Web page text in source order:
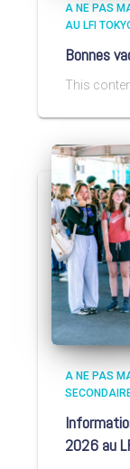
A NE PAS
AU LFI
Bonnes
This
A NE PAS
2026 au